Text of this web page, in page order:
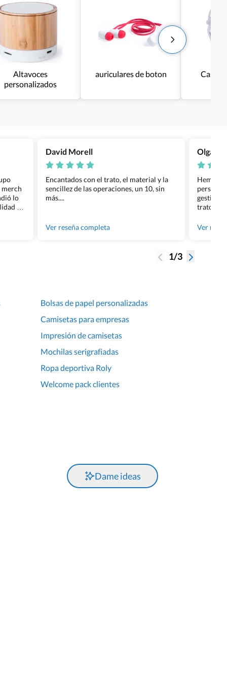
Altavoces
personalizados
auriculares de boton
lo
de
David Morell
Encantados con el trato, el material y la
sencillez de las operaciones, un 10, sin
más....
Ver reseña completa
Olga
Hemos
gestión
trato
gente
Ver
1/3
Bolsas de papel personalizadas
Camisetas para empresas
Impresión de camisetas
Mochilas serigrafiadas
Ropa deportiva Roly
Welcome pack clientes
Dame ideas